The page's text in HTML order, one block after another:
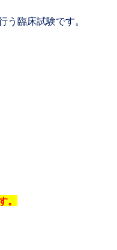
う臨床試験です。
。